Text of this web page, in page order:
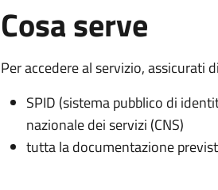
Cosa serve
Per accedere al servizio, assicurati
SPID (sistema pubblico di
nazionale dei servizi (CNS)
tutta la documentazione